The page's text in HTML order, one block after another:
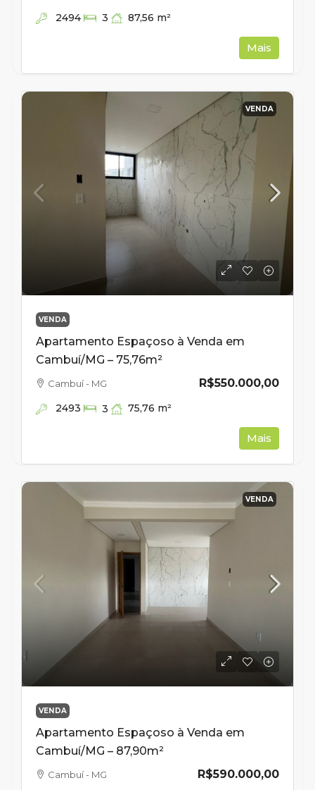
2494 3 87,56 m²
Mais
VENDA
VENDA
Apartamento Espaçoso à Venda em
Cambuí/MG – 75,76m²
R$550.000,00
Cambuí - MG
2493 3 75,76 m²
Mais
VENDA
VENDA
Apartamento Espaçoso à Venda em
Cambuí/MG – 87,90m²
R$590.000,00
Cambuí - MG